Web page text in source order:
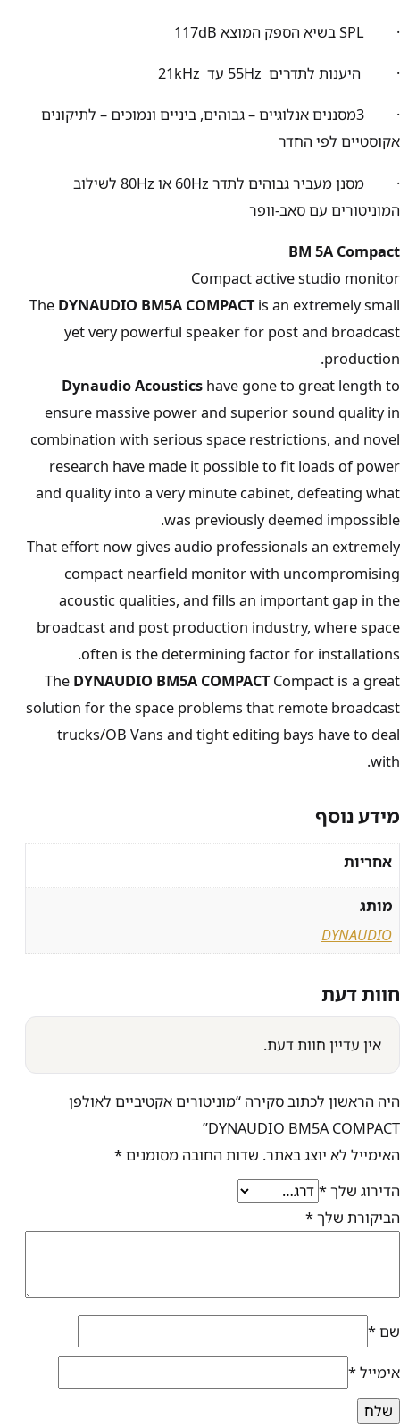
·
SPLבשיא הספק המוצא 117dB
· היענות לתדרים 55Hz עד 21kHz
· 3מסננים אנלוגיים – גבוהים, ביניים ונמוכים – לתיקונים
אקוסטיים לפי החדר
· מסנן מעביר גבוהים לתדר 60Hz או 80Hz לשילוב
המוניטורים עם סאב-וופר
BM 5A Compact
Compact active studio monitor
The DYNAUDIO BM5A COMPACTis an extremely small
yet very powerful speaker for post and broadcast
production.
Dynaudio Acoustics have gone to great length to
ensure massive power and superior sound quality in
combination with serious space restrictions, and novel
research have made it possible to fit loads of power
and quality into a very minute cabinet, defeating what
was previously deemed impossible.
That effort now gives audio professionals an extremely
compact nearfield monitor with uncompromising
acoustic qualities, and fills an important gap in the
broadcast and post production industry, where space
often is the determining factor for installations.
The DYNAUDIO BM5A COMPACTCompact is a great
solution for the space problems that remote broadcast
trucks/OB Vans and tight editing bays have to deal
with.
מידע נוסף
אחריות
מותג
DYNAUDIO
חוות דעת
אין עדיין חוות דעת.
היה הראשון לכתוב סקירה “מוניטורים אקטיביים לאולפן
DYNAUDIO BM5A COMPACT”
האימייל לא יוצג באתר. שדות החובה מסומנים *
הדירוג שלך*
הביקורת שלך*
שם *
אימייל*